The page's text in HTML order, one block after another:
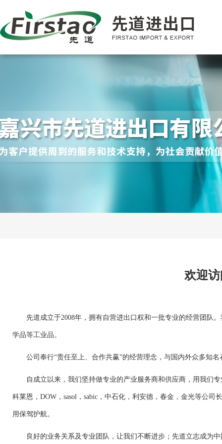
欢迎
先道成立于2008年，拥有自营进出口权和一批专业的经营团队
学品等工业品。
公司奉行“责任至上、合作共赢”的经营理念，与国内外众多知
自成立以来，我们坚持做专业的产业服务商和供应商，用我们
科莱恩，DOW，sasol，sabic，中石化，利安德，春金，金光等公
用保驾护航。
良好的业务关系及专业团队，让我们不断进步；先道立志成为